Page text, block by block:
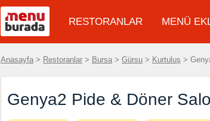
RESTORANLAR MENÜ
Anasayfa > Restoranlar > Bursa > Gürsu > Kurtuluş >
Genya2 Pide & Döner